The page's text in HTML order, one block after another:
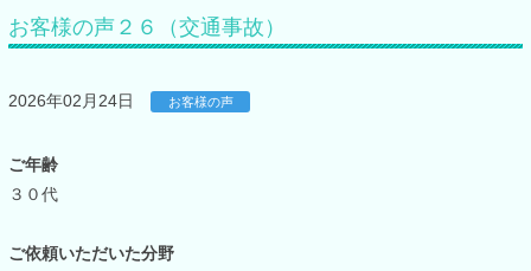
お客様の声２６（交通事故）
2026年02月24日 お客様の声
ご年齢
３０代
ご依頼いただいた分野